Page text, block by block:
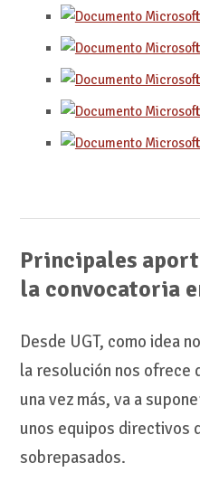
Principales
la convocatoria
Desde UGT, como idea
la resolución nos ofrece
una vez más, va a
unos equipos directivos
sobrepasados.